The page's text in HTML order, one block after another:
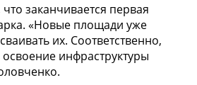
заканчивается первая
«Новые площади уже
их. Соответственно,
инфраструктуры